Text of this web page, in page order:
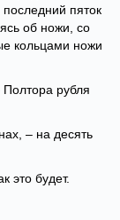
пяток
об ножи, со
кольцами ножи
рубля
– на десять
это будет.